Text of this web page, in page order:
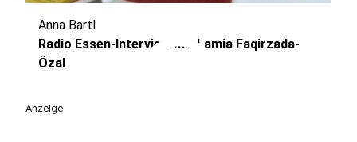
play_circle
Anna Bartl
Radio Essen-Interview mit Lamia Faqirzada-
Özal
Anzeige